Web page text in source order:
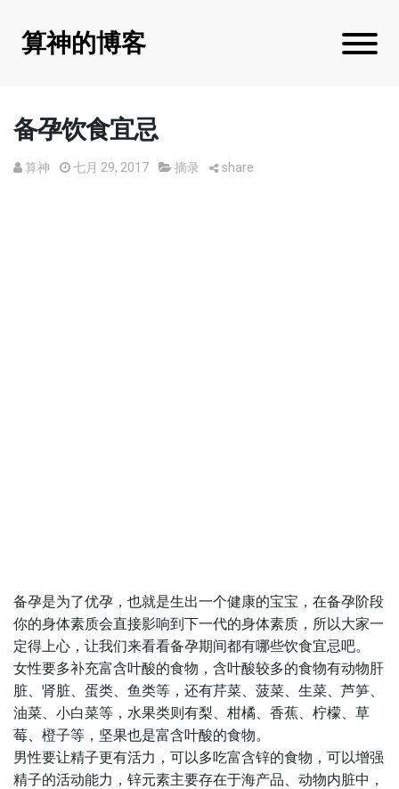
算神的博客
备孕饮食宜忌
算神 七月 29, 2017 摘录 share
备孕是为了优孕，也就是生出一个健康的宝宝，在备孕阶段
你的身体素质会直接影响到下一代的身体素质，所以大家一
定得上心，让我们来看看备孕期间都有哪些饮食宜忌吧。
女性要多补充富含叶酸的食物，含叶酸较多的食物有动物肝
脏、肾脏、蛋类、鱼类等，还有芹菜、菠菜、生菜、芦笋、
油菜、小白菜等，水果类则有梨、柑橘、香蕉、柠檬、草
莓、橙子等，坚果也是富含叶酸的食物。
男性要让精子更有活力，可以多吃富含锌的食物，可以增强
精子的活动能力，锌元素主要存在于海产品、动物内脏中，